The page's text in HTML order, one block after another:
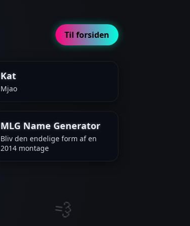
💨
Til forsiden
Kat
Mjao
MLG Name Generator
Bliv den endelige form af en
2014 montage